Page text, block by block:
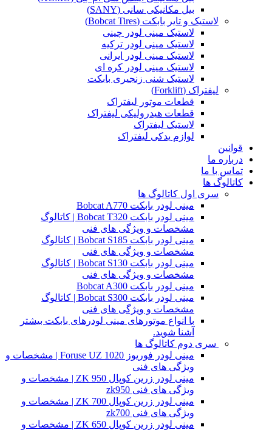
بیل مکانیکی سانی (SANY)
لاستیک و تایر بابکت (Bobcat Tires)
لاستیک مینی لودر چینی
لاستیک مینی لودر ترکیه
لاستیک مینی لودر ایرانی
لاستیک مینی لودر کره ای
لاستیک شنی زنجیری بابکت
لیفتراک (Forklift)
قطعات موتور لیفتراک
قطعات هیدرولیکی لیفتراک
لاستیک لیفتراک
لوازم یدکی لیفتراک
قوانین
درباره ما
تماس با ما
کاتالوگ ها
سری اول کاتالوگ ها
مینی لودر بابکت Bobcat A770
مینی لودر بابکت Bobcat T320 | کاتالوگ
مشخصات و ویژگی های فنی
مینی لودر بابکت Bobcat S185 | کاتالوگ
مشخصات و ویژگی های فنی
مینی لودر بابکت Bobcat S130 | کاتالوگ
مشخصات و ویژگی های فنی
مینی لودر بابکت Bobcat A300
مینی لودر بابکت Bobcat S300 | کاتالوگ
مشخصات و ویژگی های فنی
با انواع موتورهای مینی لودرهای بابکت بیشتر
آشنا شوید.
سری دوم کاتالوگ ها
مینی لودر فوریوز Foruse UZ 1020 | مشخصات و
ویژگی های فنی
مینی لودر زرین کوپال ZK 950 | مشخصات و
ویژگی های فنی zk950
مینی لودر زرین کوپال ZK 700 | مشخصات و
ویژگی های فنی zk700
مینی لودر زرین کوپال ZK 650 | مشخصات و